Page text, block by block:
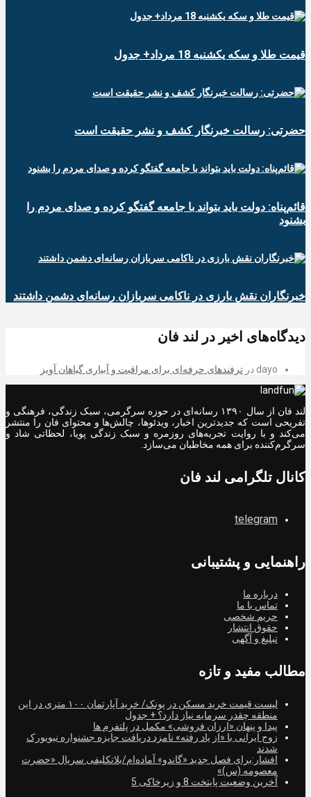
قیمت طلا و سکه یکشنبه 18 مرداد+ جدول
حضرتی: رسالت خبرنگار کشف و نشر حقیقت است
قائم‌پناه: دولت باید بتواند با جامعه گفتگو کرده و صدای مردم را
بشنود
خبرنگاران نقش بارزی در ناکامی سربازان رسانه‌ای دشمن داشتند
دیدگاه‌های اخیر در لند فان
dayo در ترفندهای حرفه‌ای برای مراقبت و آبیاری گیاهان آویز
لند فان از سال ۱۳۹۰ رسانه‌ای در حوزه سرگرمی، سبک زندگی، فرهنگی و
تفریحی است که جدیدترین اخبار، ویدئوها، چالش‌ها و محتوای فان را منتشر
می‌کند و با روایت تجربه‌های روزمره و سبک زندگی پویا، لحظاتی شاد و
سرگرم‌کننده برای همه مخاطبان می‌سازد.
کانال تلگرامی لند فان
telegram
راهنمایی و پشتیبانی
درباره ما
تماس با ما
حریم شخصی
حقوق انتشار
تبلیغ و آگهی
مطالب مفید و تازه
لیست قیمت خرید مسکن در پونک/ خرید آپارتمان ۱۰۰ متری در این
منطقه چقدر سرمایه نیاز دارد؟ + جدول
پیدا و پنهان «ارزان فروشی» مکمل در پلتفرم ها
زوج ایرانی با «از یاد رفته» نامزد دریافت جایزه جشنواره نیویورک
شدند
افشار:برای فصل جدید «گاندو» آماده‌ام/بلاتکلیفی سریال «حضرت
معصومه (س)»
آخرین وضعیت پایتخت 8 و زیرخاکی 5